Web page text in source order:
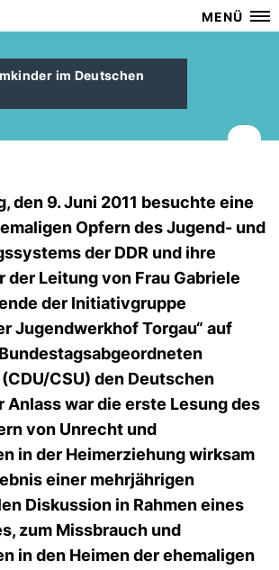
MENÜ
im Deutschen
, den 9. Juni 2011 besuchte eine
Opfern des Jugend- und
der DDR und ihre
der Leitung von Frau Gabriele
der Initiativgruppe
Jugendwerkhof Torgau“ auf
CSU) den Deutschen
Anlass war die erste Lesung des
von Unrecht und
in der Heimerziehung wirksam
einer mehrjährigen
Diskussion in Rahmen eines
zum Missbrauch und
in den Heimen der ehemaligen